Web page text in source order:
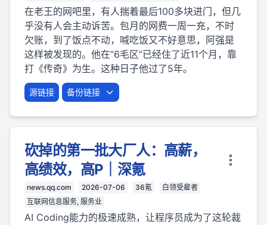
在老王的网吧里，有人揣着最后100多块进门，但几
乎没有人会主动诉苦。包月的网费一周一充，不时
欠账，到了饭点不动，喊吃饭又不好意思，阿强是
这样被发现的。他在“6毛区”已经住了近11个月，靠
打《传奇》为生。这种日子他过了5年。
源链接 备份链接
砍掉的第一批大厂人：高薪，
高绩效，高P｜深氪
news.qq.com 2026-07-06 36氪
白领受雇者
互联网信息服务, 服务业
AI Coding能力的极速成熟，让程序员成为了这轮裁